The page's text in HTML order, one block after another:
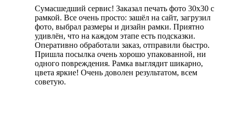
Сумасшедший сервис! Заказал печать фото 30х30 с
рамкой. Все очень просто: зашёл на сайт, загрузил
фото, выбрал размеры и дизайн рамки. Приятно
удивлён, что на каждом этапе есть подсказки.
Оперативно обработали заказ, отправили быстро.
Пришла посылка очень хорошо упакованной, ни
одного повреждения. Рамка выглядит шикарно,
цвета яркие! Очень доволен результатом, всем
советую.